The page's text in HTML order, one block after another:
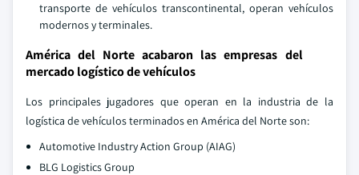
transporte de vehículos transcontinental, operan vehículos
modernos y terminales.
América del Norte acabaron las empresas del
mercado logístico de vehículos
Los principales jugadores que operan en la industria de la
logística de vehículos terminados en América del Norte son:
Automotive Industry Action Group (AIAG)
BLG Logistics Group